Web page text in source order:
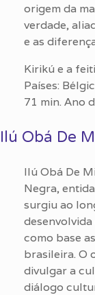
origem da
verdade,
e as
Kirikú e a
Países:
71 min. Ano
Ilú Obá De
Ilú Obá De
Negra,
surgiu ao
como base
brasileira. O
divulgar a
diálogo